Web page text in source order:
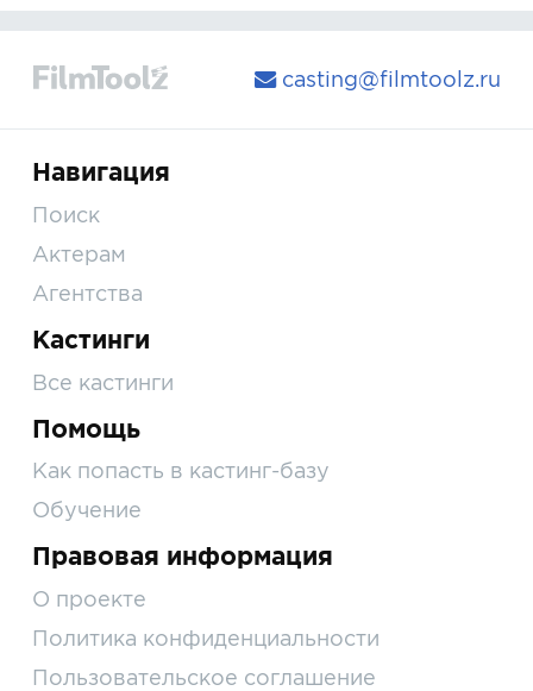
casting@filmtoolz.ru
Навигация
Поиск
Актерам
Агентства
Кастинги
Все кастинги
Помощь
Как попасть в кастинг-базу
Обучение
Правовая информация
О проекте
Политика конфиденциальности
Пользовательское соглашение